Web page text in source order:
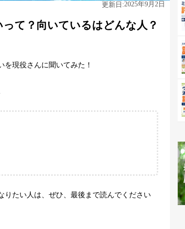
更新日:2025年9月2日
て？向いているはどんな人？
現役さんに聞いてみた！
りたい人は、ぜひ、最後まで読んでください